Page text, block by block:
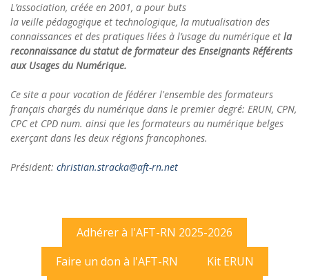
L’association, créée en 2001, a pour buts
la veille pédagogique et technologique, la mutualisation des
connaissances et des pratiques liées à l’usage du numérique et la
reconnaissance du statut de formateur des Enseignants Référents
aux Usages du Numérique.
Ce site a pour vocation de fédérer l'ensemble des formateurs
français chargés du numérique dans le premier degré: ERUN, CPN,
CPC et CPD num. ainsi que les formateurs au numérique belges
exerçant dans les deux régions francophones.
Président: christian.stracka@aft-rn.net
Adhérer à l'AFT-RN 2025-2026
Faire un don à l'AFT-RN
Kit ERUN